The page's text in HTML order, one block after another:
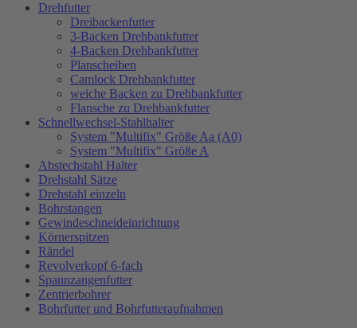
Drehfutter
Dreibackenfutter
3-Backen Drehbankfutter
4-Backen Drehbankfutter
Planscheiben
Camlock Drehbankfutter
weiche Backen zu Drehbankfutter
Flansche zu Drehbankfutter
Schnellwechsel-Stahlhalter
System "Multifix" Größe Aa (A0)
System "Multifix" Größe A
Abstechstahl Halter
Drehstahl Sätze
Drehstahl einzeln
Bohrstangen
Gewindeschneideinrichtung
Körnerspitzen
Rändel
Revolverkopf 6-fach
Spannzangenfutter
Zentrierbohrer
Bohrfutter und Bohrfutteraufnahmen